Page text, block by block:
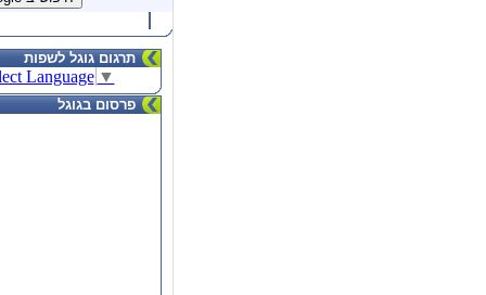
תרגום גוגל לשפות
Language ▼
פרסום בגוגל